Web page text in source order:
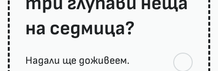
на седмица?
Надали ще доживеем.